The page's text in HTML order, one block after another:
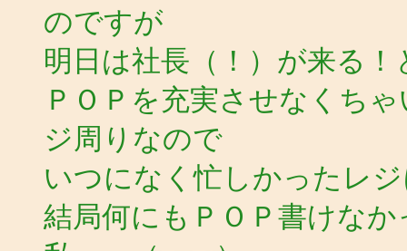
のですが
明日は社長（！）が来る
ＰＯＰを充実させなくち
ジ周りなので
いつになく忙しかったレ
結局何にもＰＯＰ書けな